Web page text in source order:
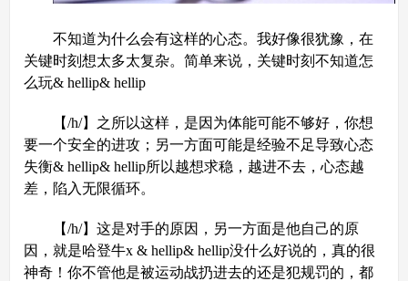
不知道为什么会有这样的心态。我好像很犹豫，在
关键时刻想太多太复杂。简单来说，关键时刻不知道怎
么玩& hellip& hellip
【/h/】之所以这样，是因为体能可能不够好，你想
要一个安全的进攻；另一方面可能是经验不足导致心态
失衡& hellip& hellip所以越想求稳，越进不去，心态越
差，陷入无限循环。
【/h/】这是对手的原因，另一方面是他自己的原
因，就是哈登牛x & hellip& hellip没什么好说的，真的很
神奇！你不管他是被运动战扔进去的还是犯规罚的，都